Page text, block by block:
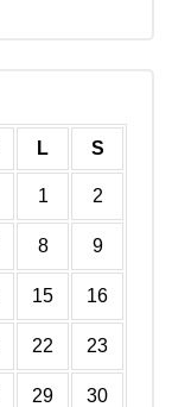
L S
1 2
8 9
15 16
22 23
29 30